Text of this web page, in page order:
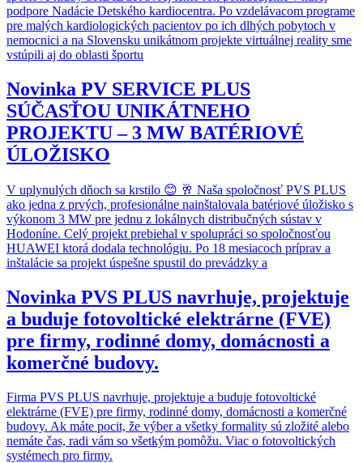
podpore Nadácie Detského kardiocentra. Po vzdelávacom programe
pre malých kardiologických pacientov po ich dlhých pobytoch v
nemocnici a na Slovensku unikátnom projekte virtuálnej reality sme
vstúpili aj do oblasti športu
Novinka PV SERVICE PLUS
SÚČASŤOU UNIKÁTNEHO
PROJEKTU – 3 MW BATÉRIOVÉ
ÚLOŽISKO
V uplynulých dňoch sa krstilo 😊 🥂 Naša spoločnosť PVS PLUS
ako jedna z prvých, profesionálne nainštalovala batériové úložisko s
výkonom 3 MW pre jednu z lokálnych distribučných sústav v
Hodoníne. Celý projekt prebiehal v spolupráci so spoločnosťou
HUAWEI ktorá dodala technológiu. Po 18 mesiacoch príprav a
inštalácie sa projekt úspešne spustil do prevádzky a
Novinka PVS PLUS navrhuje, projektuje
a buduje fotovoltické elektrárne (FVE)
pre firmy, rodinné domy, domácnosti a
komerčné budovy.
Firma PVS PLUS navrhuje, projektuje a buduje fotovoltické
elektrárne (FVE) pre firmy, rodinné domy, domácnosti a komerčné
budovy. Ak máte pocit, že výber a všetky formality sú zložité alebo
nemáte čas, radi vám so všetkým pomôžu. Viac o fotovoltických
systémech pro firmy.